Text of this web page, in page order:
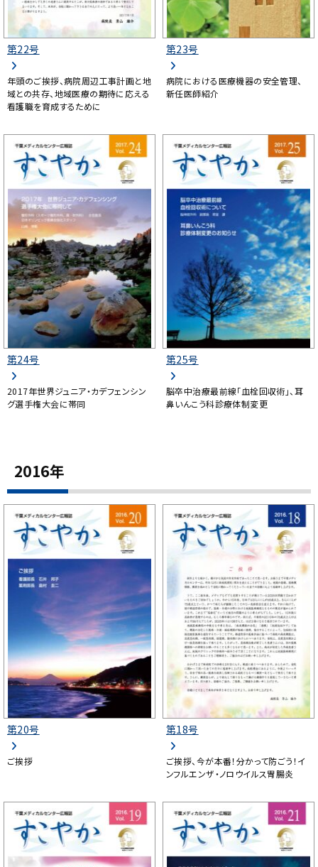
第22号
年頭のご挨拶、病院周辺工事計画と地
域との共存、地域医療の期待に応える
看護職を育成するために
第23号
病院における医療機器の安全管理、
新任医師紹介
第24号
2017年世界ジュニア・カデフェンシン
グ選手権大会に帯同
第25号
脳卒中治療最前線「血栓回収術」、耳
鼻いんこう科診療体制変更
2016年
第20号
ご挨拶
第18号
ご挨拶、今が本番！分かって防ごう！イ
ンフルエンザ・ノロウイルス胃腸炎